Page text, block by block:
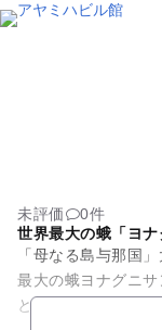
未評価
0件
世界最大の蛾「ヨ
「母なる島与那国」太古
最大の蛾ヨナグニ
とにちなんでいま